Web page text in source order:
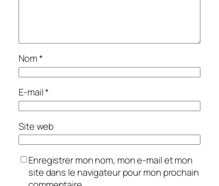
Nom*
E-mail*
Site web
Enregistrer mon nom, mon e-mail et mon
site dans le navigateur pour mon prochain